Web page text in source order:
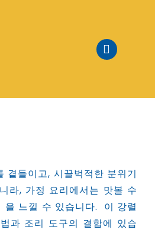
곁들이고, 시끌벅적한 분위기
라, 가정 요리에서는 맛볼 수
느낄 수 있습니다. 이 강렬
과 조리 도구의 결합에 있습